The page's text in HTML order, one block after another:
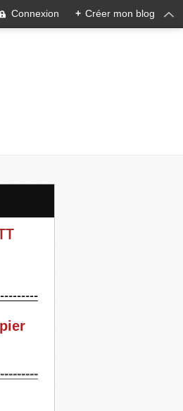
Connexion + Créer mon blog